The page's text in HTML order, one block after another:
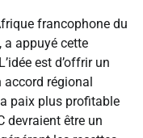
francophone du
a appuyé cette
est d’offrir un
accord régional
paix plus profitable
devraient être un